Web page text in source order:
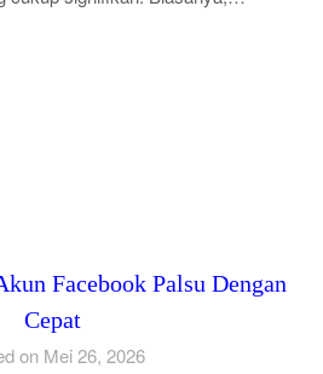
Facebook Palsu Dengan
Cepat
on Mei 26, 2026